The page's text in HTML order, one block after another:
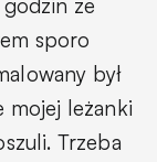
godzin ze
sporo
był
mojej leżanki
Trzeba